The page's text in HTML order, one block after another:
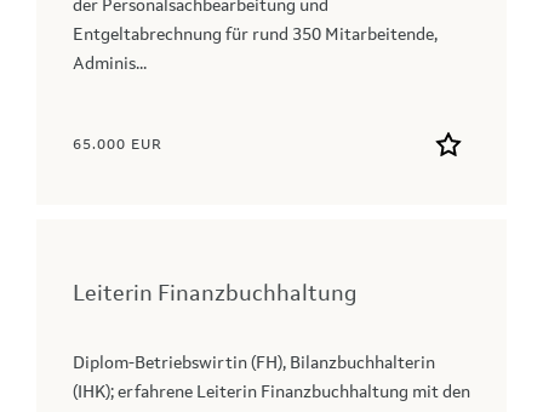
der Personalsachbearbeitung und
Entgeltabrechnung für rund 350 Mitarbeitende,
Adminis...
65.000 EUR
Leiterin Finanzbuchhaltung
Diplom-Betriebswirtin (FH), Bilanzbuchhalterin
(IHK); erfahrene Leiterin Finanzbuchhaltung mit den